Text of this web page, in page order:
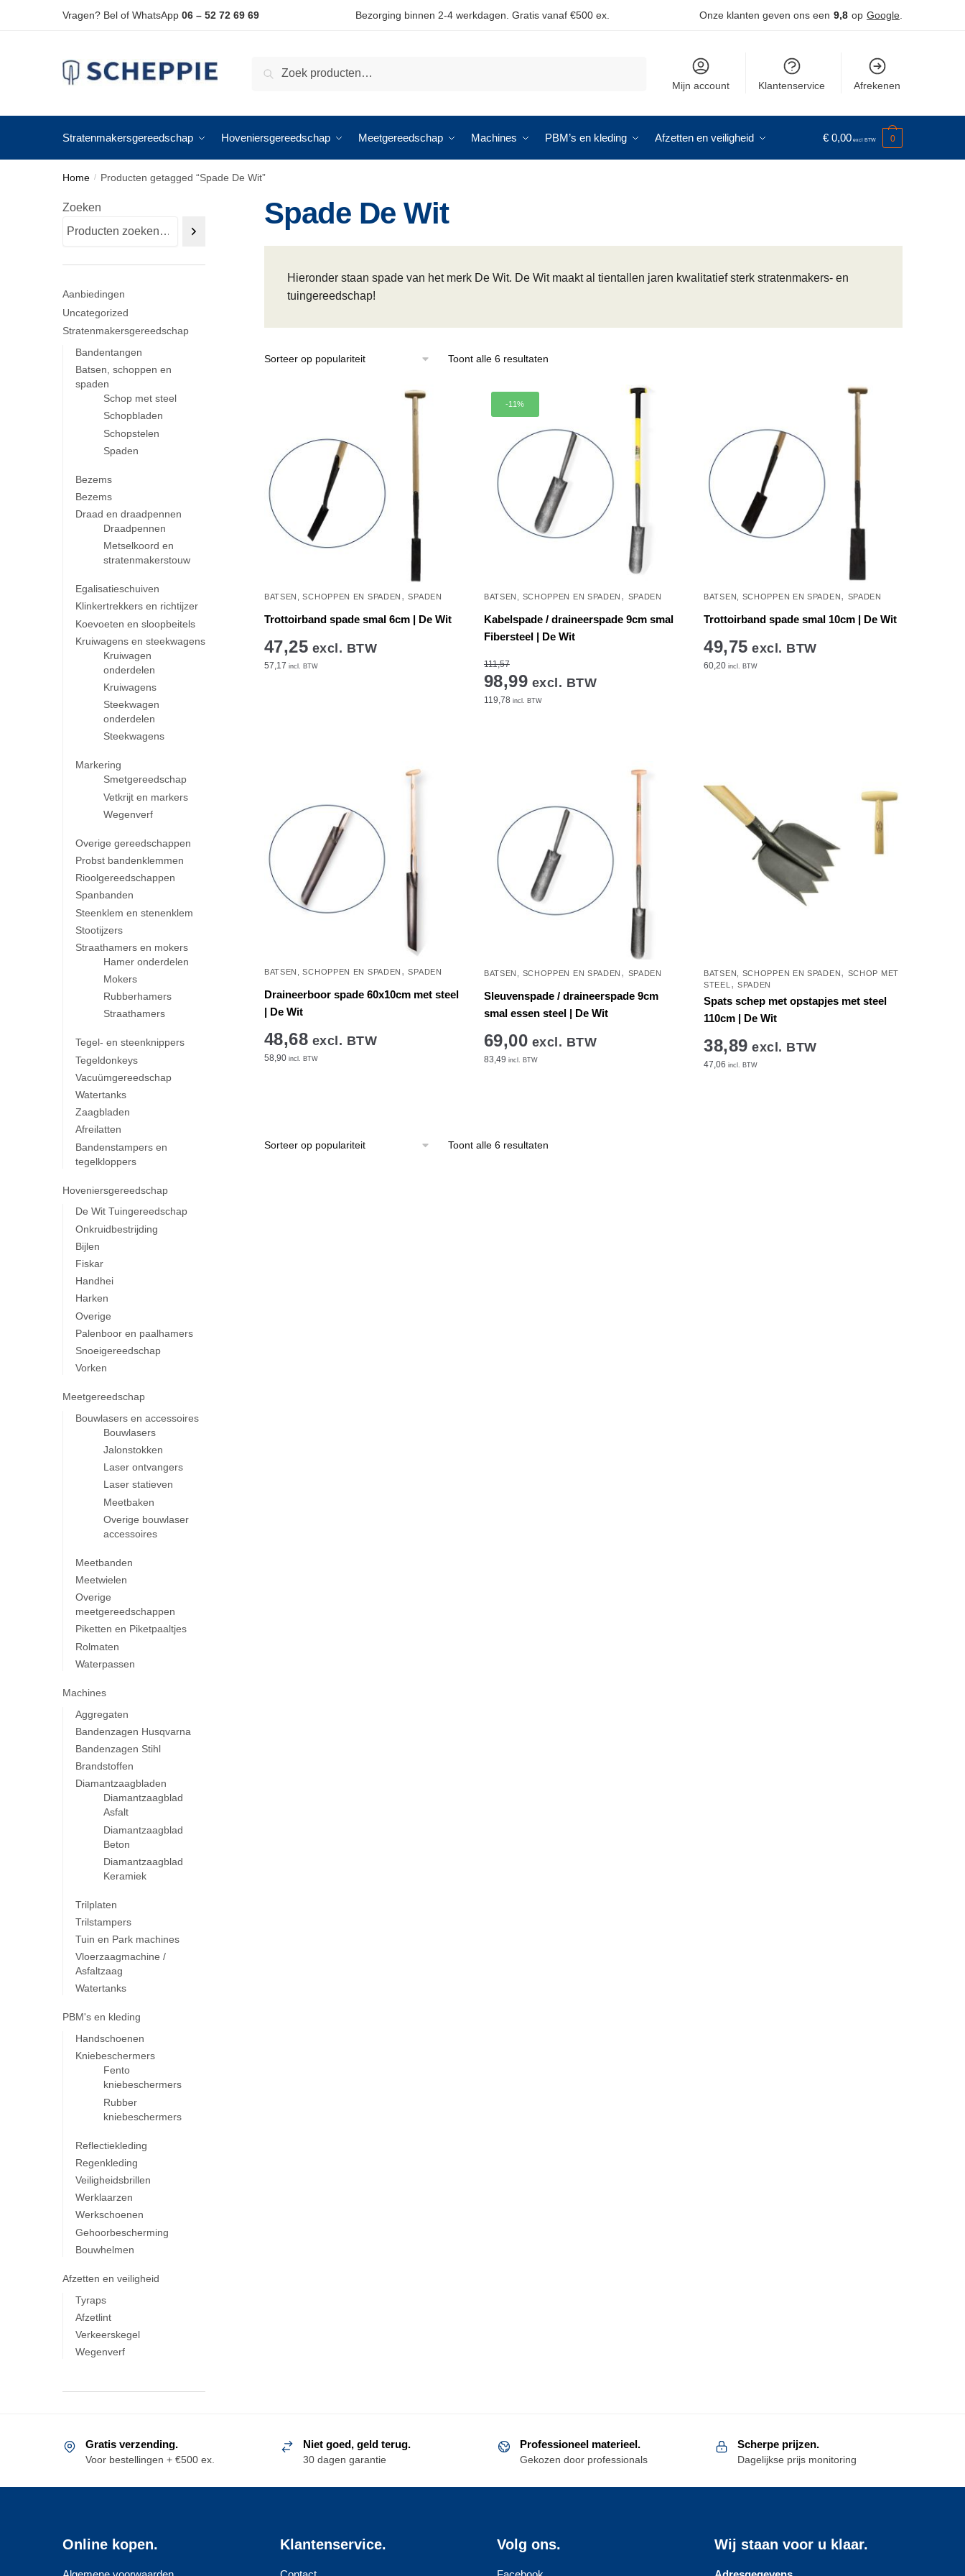
Vragen? Bel of WhatsApp 06 – 52 72 69 69 Bezorging binnen 2-4 werkdagen. Gratis vanaf €500 ex. Onze klanten geven ons een 9,8 op Google
Zoeken
Mijn account Klantenservice Afrekenen
Stratenmakersgereedschap Hoveniersgereedschap Meetgereedschap Machines PBM’s en kleding Afzetten en veiligheid € 0,00 0
Home / Producten getagged “Spade De Wit”
Spade De Wit
Hieronder staan spade van het merk De Wit. De Wit maakt al tientallen jaren kwalitatief sterk stratenmakers- en
tuingereedschap!
Toont alle 6 resultatenGesorteerd
BATSEN, SCHOPPEN EN SPADEN ,SPADEN
Trottoirband spade smal 6cm | De Wit
47,25 excl. BTW
57,17 incl. BTW
-11%
BATSEN, SCHOPPEN EN SPADEN , SPADEN
Kabelspade / draineerspade 9cm smal
Fibersteel | De Wit
111,57
98,99 excl. BTW
119,78 incl. BTW
BATSEN, SCHOPPEN EN SPADEN, SPADEN
Trottoirband spade smal 10cm | De Wit
49,75 excl. BTW
60,20 incl. BTW
BATSEN, SCHOPPEN EN SPADEN ,SPADEN
Draineerboor spade 60x10cm met steel
| De Wit
48,68 excl. BTW
58,90incl. BTW
BATSEN, SCHOPPEN EN SPADEN , SPADEN
Sleuvenspade / draineerspade 9cm
smal essen steel | De Wit
69,00 excl. BTW
83,49 incl. BTW
BATSEN, SCHOPPEN EN SPADEN , SCHOP MET
STEEL
, SPADEN
Spats schep met opstapjes met steel
110cm | De Wit
38,89 excl. BTW
47,06 incl. BTW
Toont alle 6 resultatenGesorteerd
Zoeken
Aanbiedingen
Uncategorized
Stratenmakersgereedschap
Bandentangen
Batsen, schoppen en
spaden
Schop met steel
Schopbladen
Schopstelen
Spaden
Bezems
Bezems
Draad en draadpennen
Draadpennen
Metselkoord en
stratenmakerstouw
Egalisatieschuiven
Klinkertrekkers en richtijzer
Koevoeten en sloopbeitels
Kruiwagens en steekwagens
Kruiwagen
onderdelen
Kruiwagens
Steekwagen
onderdelen
Steekwagens
Markering
Smetgereedschap
Vetkrijt en markers
Wegenverf
Overige gereedschappen
Probst bandenklemmen
Rioolgereedschappen
Spanbanden
Steenklem en stenenklem
Stootijzers
Straathamers en mokers
Hamer onderdelen
Mokers
Rubberhamers
Straathamers
Tegel- en steenknippers
Tegeldonkeys
Vacuümgereedschap
Watertanks
Zaagbladen
Afreilatten
Bandenstampers en
tegelkloppers
Hoveniersgereedschap
De Wit Tuingereedschap
Onkruidbestrijding
Bijlen
Fiskar
Handhei
Harken
Overige
Palenboor en paalhamers
Snoeigereedschap
Vorken
Meetgereedschap
Bouwlasers en accessoires
Bouwlasers
Jalonstokken
Laser ontvangers
Laser statieven
Meetbaken
Overige bouwlaser
accessoires
Meetbanden
Meetwielen
Overige
meetgereedschappen
Piketten en Piketpaaltjes
Rolmaten
Waterpassen
Machines
Aggregaten
Bandenzagen Husqvarna
Bandenzagen Stihl
Brandstoffen
Diamantzaagbladen
Diamantzaagblad
Asfalt
Diamantzaagblad
Beton
Diamantzaagblad
Keramiek
Trilplaten
Trilstampers
Tuin en Park machines
Vloerzaagmachine /
Asfaltzaag
Watertanks
PBM's en kleding
Handschoenen
Kniebeschermers
Fento
kniebeschermers
Rubber
kniebeschermers
Reflectiekleding
Regenkleding
Veiligheidsbrillen
Werklaarzen
Werkschoenen
Gehoorbescherming
Bouwhelmen
Afzetten en veiligheid
Tyraps
Afzetlint
Verkeerskegel
Wegenverf
Gratis verzending.
Voor bestellingen + €500 ex.
Niet goed, geld terug.
30 dagen garantie
Professioneel materieel.
Gekozen door professionals
Scherpe prijzen.
Dagelijkse prijs monitoring
Online kopen. Klantenservice. Volg ons. Wij staan voor u klaar.